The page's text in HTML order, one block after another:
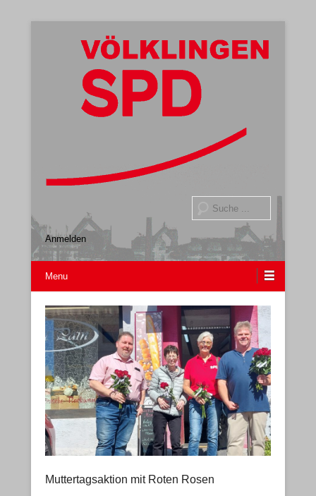
Anmelden
Menu
Muttertagsaktion mit Roten Rosen